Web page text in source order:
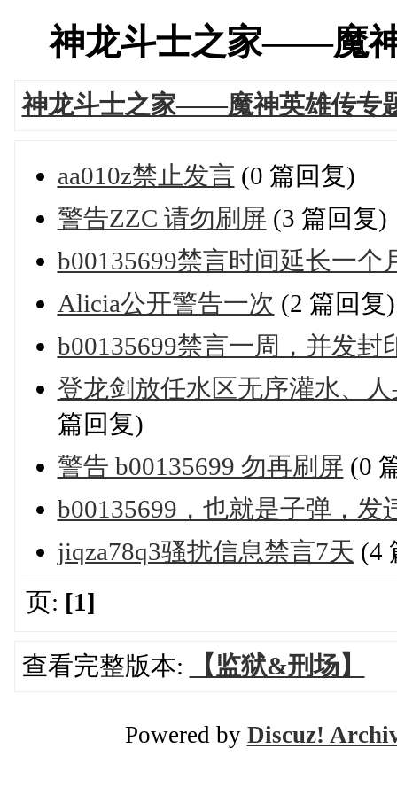
神龙斗士之家——魔
神龙斗士之家——魔神英雄传专
aa010z禁止发言 (0 篇回复)
警告ZZC 请勿刷屏 (3 篇回复)
b00135699禁言时间延长一个
Alicia公开警告一次 (2 篇回复)
b00135699禁言一周，并发封
登龙剑放任水区无序灌水、
篇回复)
警告 b00135699 勿再刷屏 (0
b00135699，也就是子弹，发
jiqza78q3骚扰信息禁言7天 (4
页: [1]
查看完整版本: 【监狱&刑场】
Powered by Discuz!